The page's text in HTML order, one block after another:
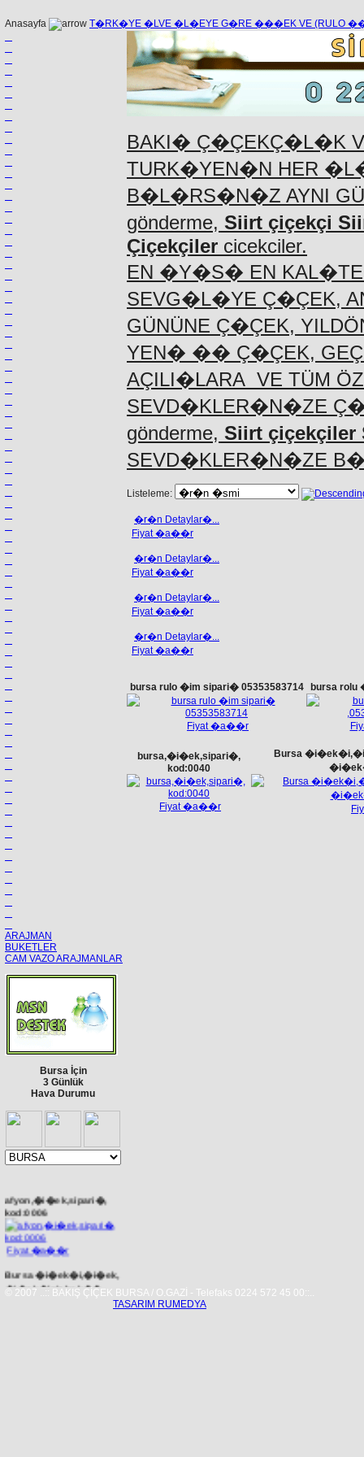
Anasayfa T�RK�YE �LVE �L�EYE G�RE ���EK VE (RULO
ARAJMAN
BUKETLER
CAM VAZO ARAJMANLAR
Bursa İçin
3 Günlük
Hava Durumu
afyon,�i�ek,sipari�,
kod:0006
Fiyat �a��r
Bursa �i�ek�i,�i�ek,
�i�ek�iniz bak��
�i�ek�ilik.kod:0005
BAKI� Ç�ÇEKÇ�L�K
TURK�YEN�N HER
B�L�RS�N�Z AYNI
gönderme, Siirt çiçekçi
Çiçekçiler cicekciler.
EN �Y�S� EN
SEVG�L�YE Ç�ÇEK,
GÜNÜNE Ç�ÇEK,
YEN� �� Ç�ÇEK,
AÇILI�LARA VE TÜM
SEVD�KLER�N�ZE
gönderme, Siirt çiçekçiler
SEVD�KLER�N�ZE
Listeleme:
�r�n Detaylar�...
Fiyat �a��r
�r�n Detaylar�...
Fiyat �a��r
�r�n Detaylar�...
Fiyat �a��r
�r�n Detaylar�...
Fiyat �a��r
bursa rulo �im sipari� 05353583714
Fiyat �a��r
bursa rolu
bursa,�i�ek,sipari�,
kod:0040
Fiyat �a��r
Bursa
© 2007 ..:: BAKIŞ ÇİÇEK BURSA / O.GAZİ - Telefaks 0224 572 45 00::..
TASARIM RUMEDYA